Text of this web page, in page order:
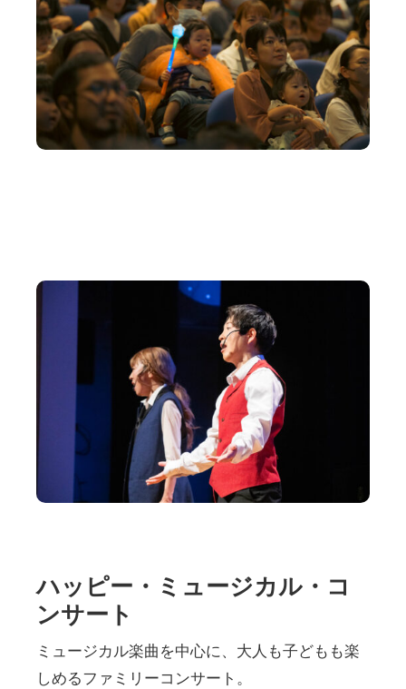
ハッピー・ミュージカル・コ
ンサート
ミュージカル楽曲を中心に、大人も子どもも楽
しめるファミリーコンサート。